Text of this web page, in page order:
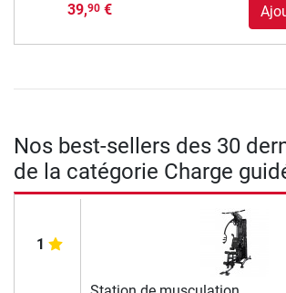
39,90€
Nos best-sellers des 30
de la catégorie Charge
1